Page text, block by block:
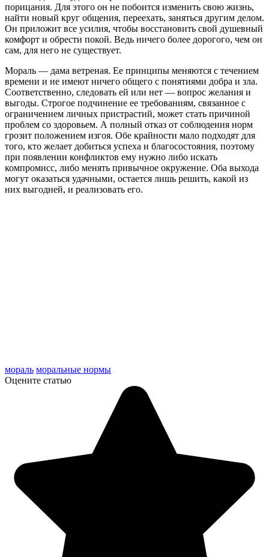
порицания. Для этого он не побоится изменить свою жизнь,
найти новый круг общения, переехать, заняться другим делом.
Он приложит все усилия, чтобы восстановить свой душевный
комфорт и обрести покой. Ведь ничего более дорогого, чем он
сам, для него не существует.
Мораль — дама ветреная. Ее принципы меняются с течением
времени и не имеют ничего общего с понятиями добра и зла.
Соответственно, следовать ей или нет — вопрос желания и
выгоды. Строгое подчинение ее требованиям, связанное с
ограничением личных пристрастий, может стать причиной
проблем со здоровьем. А полный отказ от соблюдения норм
грозит положением изгоя. Обе крайности мало подходят для
того, кто желает добиться успеха и благосостояния, поэтому
при появлении конфликтов ему нужно либо искать
компромисс, либо менять привычное окружение. Оба выхода
могут оказаться удачными, остается лишь решить, какой из
них выгодней, и реализовать его.
мораль моральные нормы
Оцените статью